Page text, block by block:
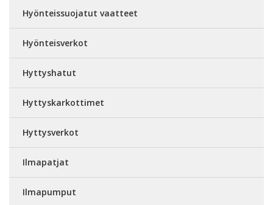
Hyönteissuojatut vaatteet
Hyönteisverkot
Hyttyshatut
Hyttyskarkottimet
Hyttysverkot
Ilmapatjat
Ilmapumput